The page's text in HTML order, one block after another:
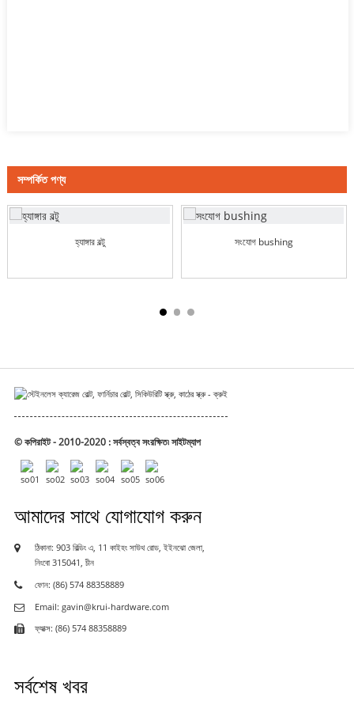
সম্পর্কিত পণ্য
হ্যাঙ্গার বল্টু সংযোগ bushing
© কপিরাইট - 2010-2020 : সর্বস্বত্ব সংরক্ষিত৷ সাইটম্যাপ
আমাদের সাথে যোগাযোগ করুন
ঠিকানা: 903 বিল্ডিং এ, 11 কাইহং সাউথ রোড, ইইনঝো জেলা,
নিংবো 315041, চীন
ফোন: (86) 574 88358889
Email: gavin@krui-hardware.com
ফ্যাক্স: (86) 574 88358889
সর্বশেষ খবর